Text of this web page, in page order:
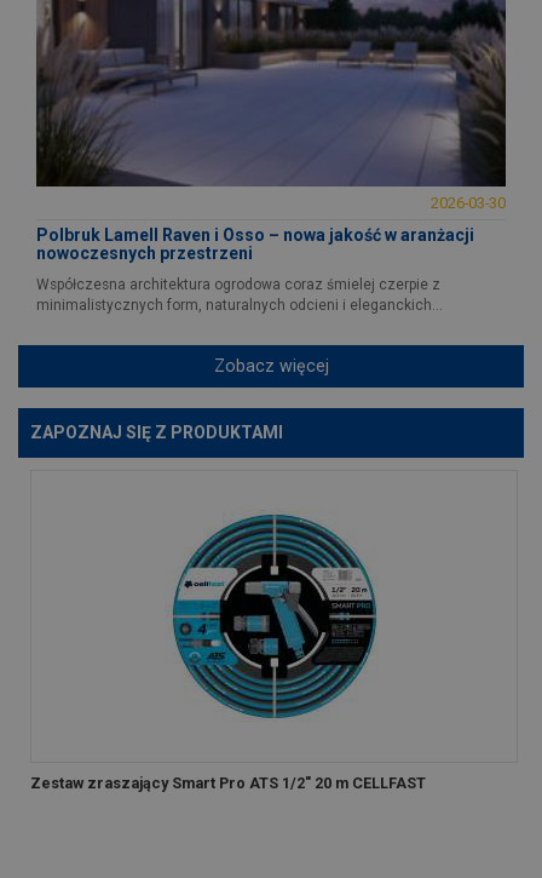
2026-03-30
Polbruk Lamell Raven i Osso – nowa jakość w aranżacji
nowoczesnych przestrzeni
Współczesna architektura ogrodowa coraz śmielej czerpie z
minimalistycznych form, naturalnych odcieni i eleganckich...
Zobacz więcej
ZAPOZNAJ SIĘ Z PRODUKTAMI
Zestaw zraszający Smart Pro ATS 1/2" 20 m CELLFAST